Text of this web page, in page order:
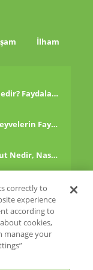
İlham
Su Diyeti Nedir? Faydaları Nelerdir?
Sebze ve Meyvelerin Faydaları!
Pre-Workout Nedir, Nasıl Kullanılır?
correctly to
experience
according to
cookies,
manage your